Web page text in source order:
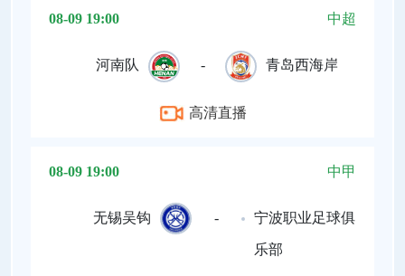
08-09 19:00 中超
河南队 - 青岛西海岸
高清直播
08-09 19:00 中甲
无锡吴钩 - 宁波职业足球俱
乐部